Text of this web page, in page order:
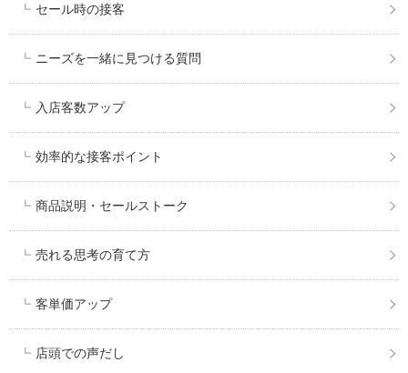
セール時の接客
ニーズを一緒に見つける質問
入店客数アップ
効率的な接客ポイント
商品説明・セールストーク
売れる思考の育て方
客単価アップ
店頭での声だし